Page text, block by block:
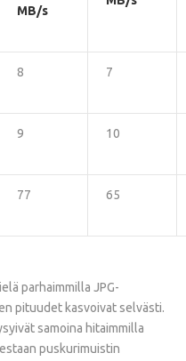
MB/s
8 7
9 10
77 65
parhaimmilla JPG-
pituudet kasvoivat selvästi.
samoina hitaimmilla
puskurimuistin